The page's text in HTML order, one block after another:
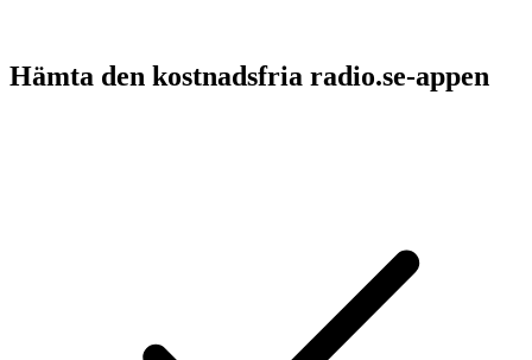
Hämta den kostnadsfria radio.se-appen